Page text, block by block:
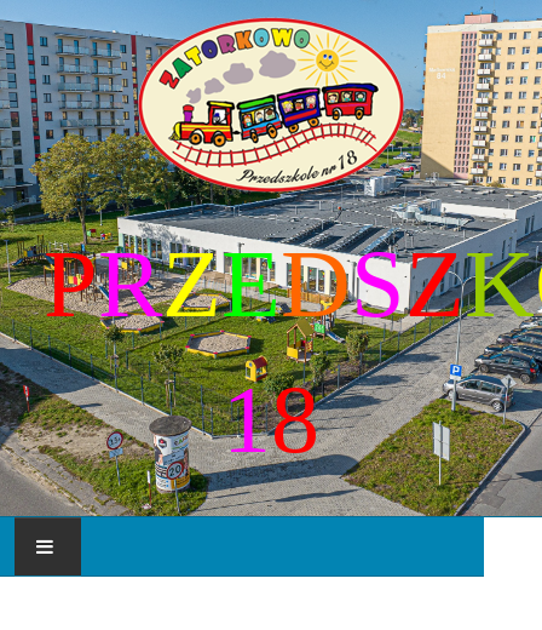
PRZEDSZK
18